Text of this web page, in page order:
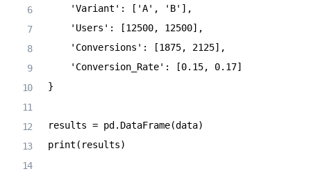
'Variant' : [ 'A' , 'B' ] ,
'Users' : [12500, 12500] ,
'Conversions' : [1875, 2125] ,
'Conversion_Rate' : [0.15, 0.17]
}
results = pd . DataFrame(data)
print ( results)